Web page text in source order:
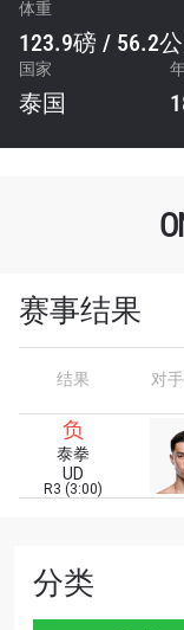
体重
123.9磅 / 56.2
国家
泰国
赛事结果
结果 对
负
泰拳
UD
R3 (3:00)
分类
浏览了解
在任何地域观
解最新资讯、
场次的最佳座
邮箱
名字